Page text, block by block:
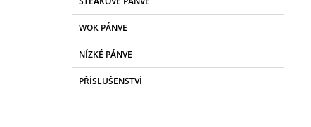
kategorie
A
T
G
O
R
WOK PÁNVE
NÍZKÉ PÁNVE
PŘÍSLUŠENSTVÍ